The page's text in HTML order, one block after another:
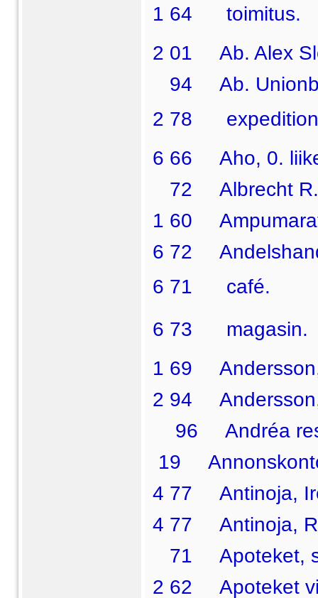
1 64  toimitus.
2 01 Ab. Alex
94 Ab.
2 78 
6 66 Aho, 0.
72 Albrecht
1 60
6 72
6 71  café.
6 73  magasin.
1 69 Andersson,
2 94 Andersson,
96 Andréa
19
4 77 Antinoja,
4 77 Antinoja,
71 Apoteket,
2 62 Apoteket